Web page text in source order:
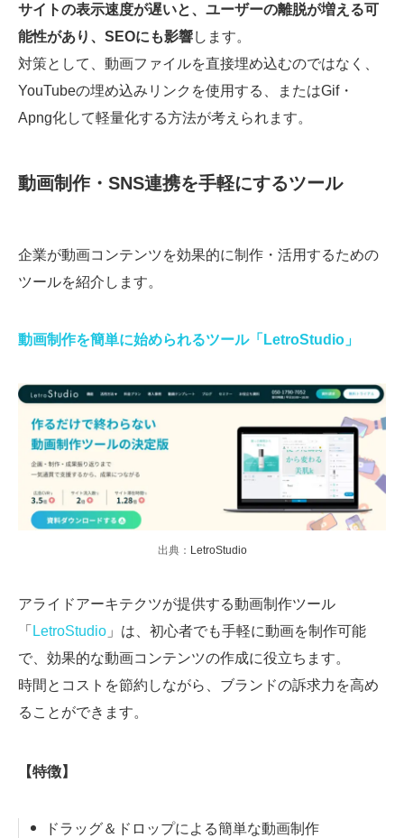
サイトの表示速度が遅いと、ユーザーの離脱が増える可
能性があり、SEOにも影響します。
対策として、動画ファイルを直接埋め込むのではなく、
YouTubeの埋め込みリンクを使用する、またはGif・
Apng化して軽量化する方法が考えられます。
動画制作・SNS連携を手軽にするツール
企業が動画コンテンツを効果的に制作・活用するための
ツールを紹介します。
動画制作を簡単に始められるツール「LetroStudio」
出典： LetroStudio
アライドアーキテクツが提供する動画制作ツール
「 LetroStudio 」は、初心者でも手軽に動画を制作可能
で、効果的な動画コンテンツの作成に役立ちます。
時間とコストを節約しながら、ブランドの訴求力を高め
ることができます。
【特徴】
ドラッグ＆ドロップによる簡単な動画制作